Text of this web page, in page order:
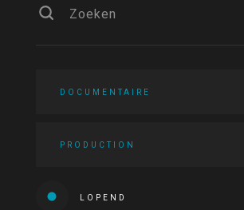
DOCUMENTAIRE
PRODUCTION
LOPEND